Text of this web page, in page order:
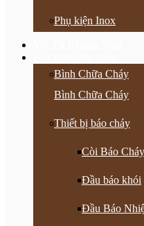
Phụ kiện Inox
Bình Chữa Cháy
Bình Chữa Cháy
Thiết bị báo cháy
Còi Báo Cháy
Đầu báo khói
Đầu Báo